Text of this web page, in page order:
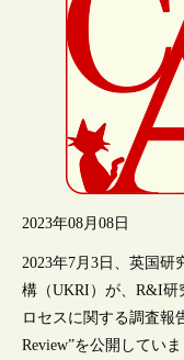
2023年08月08日
2023年7月3日、英国
構（UKRI）が、R&I研
ロセスに関する調査報
Review”を公開していま